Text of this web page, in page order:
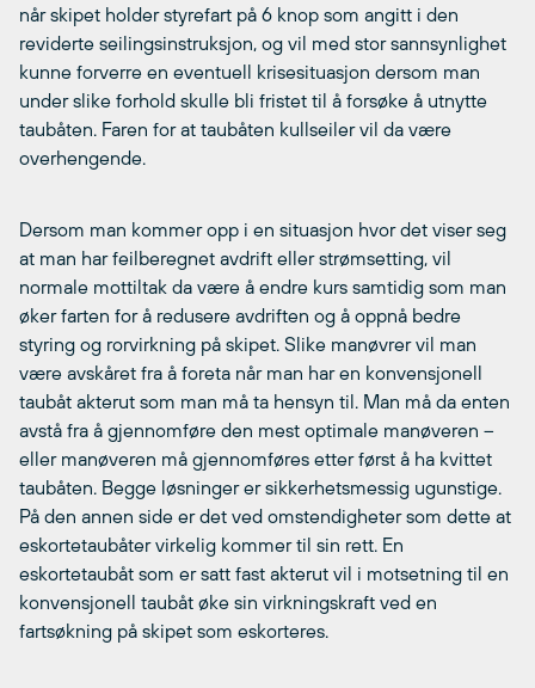
når skipet holder styrefart på 6 knop som angitt i den
reviderte seilingsinstruksjon, og vil med stor sannsynlighet
kunne forverre en eventuell krisesituasjon dersom man
under slike forhold skulle bli fristet til å forsøke å utnytte
taubåten. Faren for at taubåten kullseiler vil da være
overhengende.
Dersom man kommer opp i en situasjon hvor det viser seg
at man har feilberegnet avdrift eller strømsetting, vil
normale mottiltak da være å endre kurs samtidig som man
øker farten for å redusere avdriften og å oppnå bedre
styring og rorvirkning på skipet. Slike manøvrer vil man
være avskåret fra å foreta når man har en konvensjonell
taubåt akterut som man må ta hensyn til. Man må da enten
avstå fra å gjennomføre den mest optimale manøveren –
eller manøveren må gjennomføres etter først å ha kvittet
taubåten. Begge løsninger er sikkerhetsmessig ugunstige.
På den annen side er det ved omstendigheter som dette at
eskortetaubåter virkelig kommer til sin rett. En
eskortetaubåt som er satt fast akterut vil i motsetning til en
konvensjonell taubåt øke sin virkningskraft ved en
fartsøkning på skipet som eskorteres.